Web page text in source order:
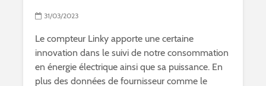
31/03/2023
Le compteur Linky apporte une certaine
innovation dans le suivi de notre consommation
en énergie électrique ainsi que sa puissance. En
plus des données de fournisseur comme le